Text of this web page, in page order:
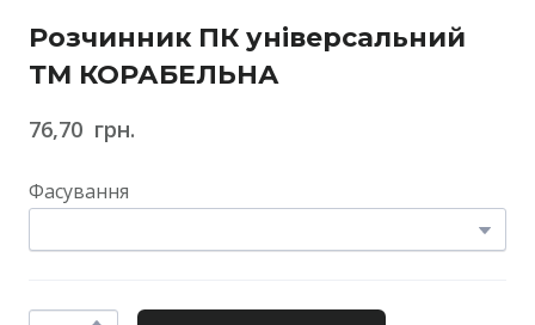
Розчинник ПК універсальний
ТМ КОРАБЕЛЬНА
76,70  грн.
Фасування